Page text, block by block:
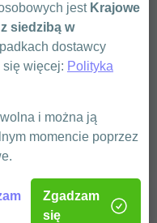
jest Krajowe
siedzibą w
dostawcy
się więcej: Polityka
i można ją
momencie poprzez
Zgadzam
się